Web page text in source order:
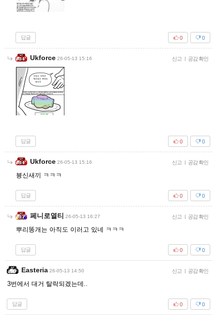
답글 0
0
Ukforce 26-05-13 15:16 신고 | 공감 확인
답글 0
0
Ukforce 26-05-13 15:16 신고 | 공감 확인
븅신새끼 ㅋㅋㅋ
답글 0
0
페니로열티 26-05-13 16:27 신고 | 공감 확인
뿌리똥개는 아직도 이러고 있네 ㅋㅋㅋ
답글 0
0
Easteria 26-05-13 14:50 신고 | 공감 확인
3번에서 대거 탈락되겠는데..
답글 0
0